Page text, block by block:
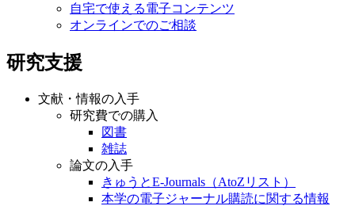
自宅で使える電子コンテンツ
オンラインでのご相談
研究支援
文献・情報の入手
研究費での購入
図書
雑誌
論文の入手
きゅうとE-Journals（AtoZリスト）
本学の電子ジャーナル購読に関する情報